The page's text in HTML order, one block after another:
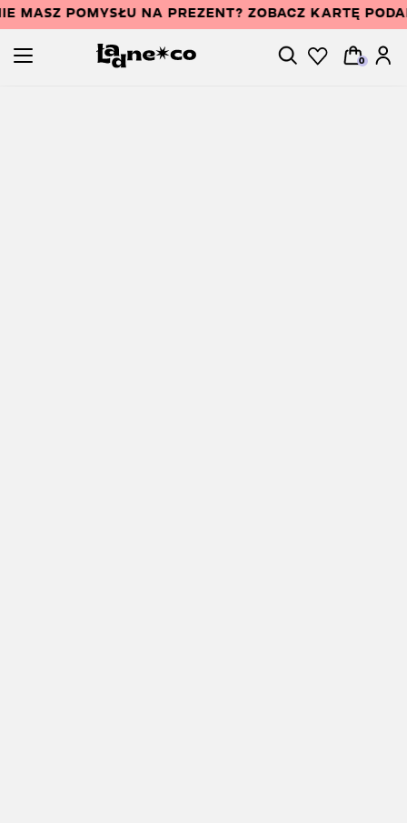
MASZ POMYSŁU NA PREZENT? ZOBACZ KARTĘ
0